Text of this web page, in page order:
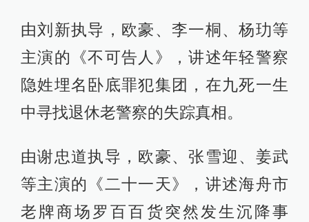
由刘新执导，欧豪、李一桐、杨玏等
主演的《不可告人》，讲述年轻警察
隐姓埋名卧底罪犯集团，在九死一生
中寻找退休老警察的失踪真相。
由谢忠道执导，欧豪、张雪迎、姜武
等主演的《二十一天》，讲述海舟市
老牌商场罗百百货突然发生沉降事